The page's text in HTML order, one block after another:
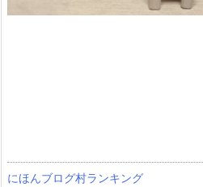
にほんブログ村ランキング